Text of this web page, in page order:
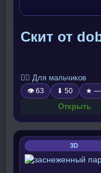
Скит от
🧍‍♂️ Для мальчиков
👁 63 ⬇ 50 ★ —
Открыть
3D